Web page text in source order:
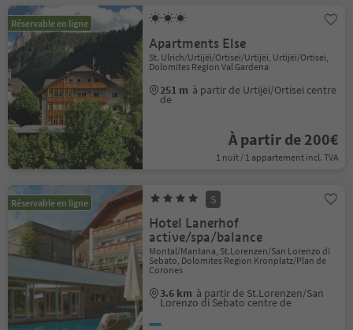
Réservable en ligne
Apartments Else
St. Ulrich/Urtijëi/Ortisei/Urtijëi, Urtijëi/Ortisei,
Dolomites Region Val Gardena
251 m à partir de Urtijëi/Ortisei centre
de
À partir de 200€
1 nuit / 1 appartement incl. TVA
Réservable en ligne S
Hotel Lanerhof
active/spa/balance
Montal/Mantana, St.Lorenzen/San Lorenzo di
Sebato, Dolomites Region Kronplatz/Plan de
Corones
3.6 km à partir de St.Lorenzen/San
Lorenzo di Sebato centre de